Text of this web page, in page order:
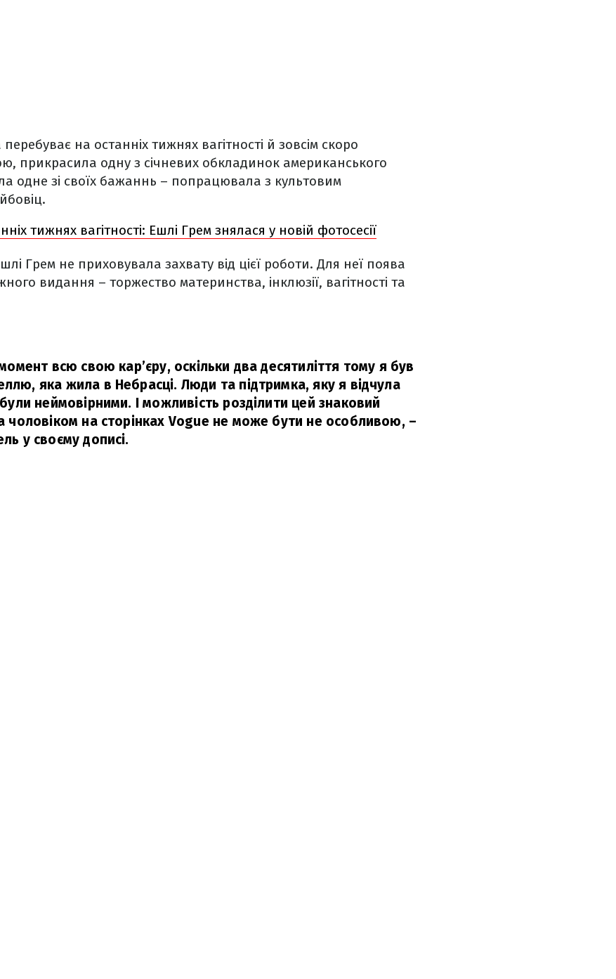
на останніх тижнях вагітності й зовсім скоро
прикрасила одну з січневих обкладинок американського
одне зі своїх бажаннь – попрацювала з культовим
тижнях вагітності: Ешлі Грем знялася у новій фотосесії
Грем не приховувала захвату від цієї роботи. Для неї поява
видання – торжество материнства, інклюзії, вагітності та
всю свою кар’єру, оскільки два десятиліття тому я був
яка жила в Небрасці. Люди та підтримка, яку я відчула
неймовірними. І можливість розділити цей знаковий
чоловіком на сторінках Vogue не може бути не особливою, –
у своєму дописі.